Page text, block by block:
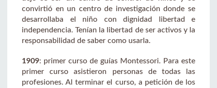
convirtió en un centro de investigación donde se
desarrollaba el niño con dignidad libertad e
independencia. Tenían la libertad de ser activos y la
responsabilidad de saber como usarla.
1909: primer curso de guías Montessori. Para este
primer curso asistieron personas de todas las
profesiones. Al terminar el curso, a petición de los